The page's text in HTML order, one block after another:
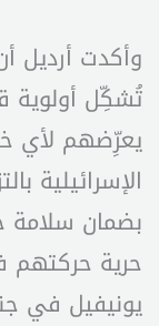
وأكدت أرديل
تُشكِّل
يعرِّضهم لأي
بضمان سلامة
حرية حركتهم
يونيفيل في